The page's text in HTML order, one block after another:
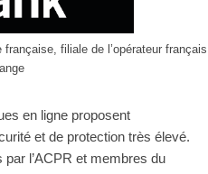
filiale de l’opérateur français
en ligne proposent
et de protection très élevé.
l’ACPR et membres du